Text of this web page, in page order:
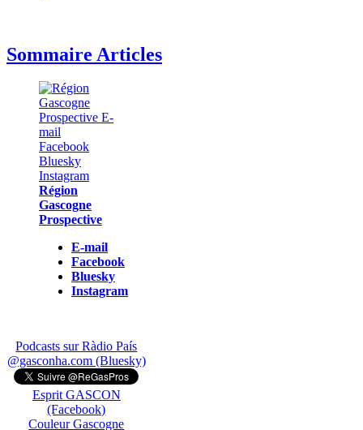
Sommaire Articles
Région
Gascogne
Prospective
E-mail
Facebook
Bluesky
Instagram
Podcasts sur Ràdio País
@gasconha.com (Bluesky)
Esprit GASCON
(Facebook)
Couleur Gascogne